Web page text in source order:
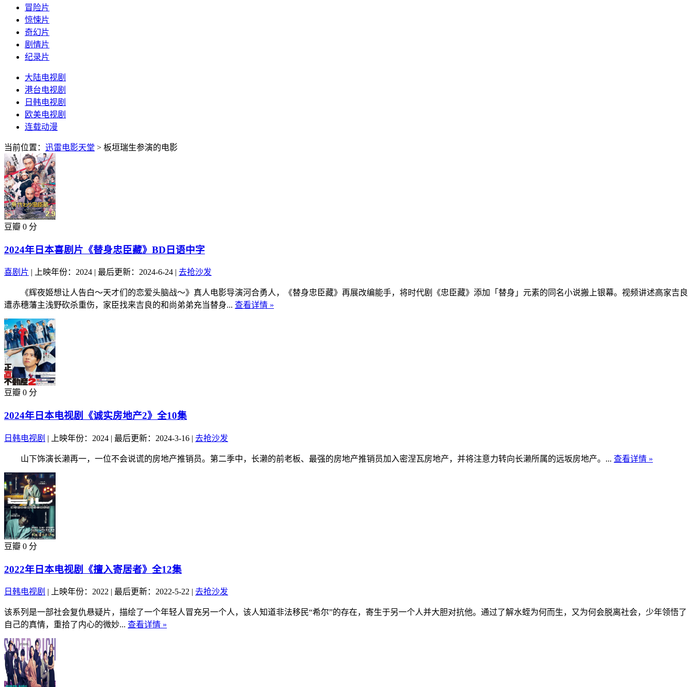
冒险片
惊悚片
奇幻片
剧情片
纪录片
大陆电视剧
港台电视剧
日韩电视剧
欧美电视剧
连载动漫
当前位置： 迅雷电影天堂 > 板垣瑞生参演的电影
豆瓣 0 分
2024年日本喜剧片《替身忠臣藏》BD日语中字
喜剧片 | 上映年份：2024 | 最后更新：2024-6-24 | 去抢沙发
《辉夜姬想让人告白～天才们的恋爱头脑战～》真人电影导演河合勇人，《替身忠臣藏》再展改编能手，将时代剧《忠臣藏》添加「替身」元素的同名小说搬上银幕。视频讲述高家吉良
遭赤穗藩主浅野砍杀重伤，家臣找来吉良的和尚弟弟充当替身... 查看详情 »
豆瓣 0 分
2024年日本电视剧《诚实房地产2》全10集
日韩电视剧 | 上映年份：2024 | 最后更新：2024-3-16 | 去抢沙发
山下饰演长濑再一，一位不会说谎的房地产推销员。第二季中，长濑的前老板、最强的房地产推销员加入密涅瓦房地产，并将注意力转向长濑所属的远坂房地产。... 查看详情 »
豆瓣 0 分
2022年日本电视剧《擅入寄居者》全12集
日韩电视剧 | 上映年份：2022 | 最后更新：2022-5-22 | 去抢沙发
该系列是一部社会复仇悬疑片，描绘了一个年轻人冒充另一个人，该人知道非法移民“希尔”的存在，寄生于另一个人并大胆对抗他。通过了解水蛭为何而生，又为何会脱离社会，少年领悟了
自己的真情，重拾了内心的微妙... 查看详情 »